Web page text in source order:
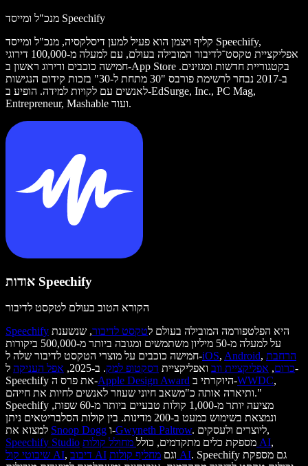
מנכ"ל ומייסד Speechify
קליף ויצמן הוא פעיל למען דיסלקסיה, מנכ"ל ומייסד Speechify,
אפליקציית טקסט־לדיבור המובילה בעולם, עם למעלה מ-100,000 דירוגי
חמישה כוכבים ודירוג ראשון ב-App Store בקטגוריית חדשות ומגזינים.
ב-2017 נבחר לרשימת פורבס "30 מתחת ל-30" בזכות קידום הנגישות
לאנשים עם לקויות למידה. הופיע ב-EdSurge, Inc., PC Mag,
Entrepreneur, Mashable ועוד.
אודות Speechify
הקורא הטוב בעולם לטקסט לדיבור
Speechify
היא הפלטפורמה המובילה בעולם לטקסט לדיבור, שנשענת
על למעלה מ-50 מיליון משתמשים ומגובה ביותר מ-500,000 ביקורות
חמישה כוכבים על מוצרי הטקסט לדיבור שלה ל-iOS, Android, הרחבת
כרום, אפליקציית ווב ואפליקציית דסקטופ למק. ב-2025, אפל העניקה ל-
Speechify את פרס ה-Apple Design Award היוקרתי ב-WWDC,
ותיארה אותה כ"משאב חיוני שעוזר לאנשים לחיות את חייהם."
Speechify מציעה יותר מ-1,000 קולות טבעיים ביותר מ-60 שפות,
ונמצאת בשימוש כמעט ב-200 מדינות. בין קולות הסלבריטאים ניתן
Snoop Dogg ו-Gwyneth Paltrow
. ליוצרים ולעסקים,
Speechify Studio
מספקת כלים מתקדמים, כולל מחולל קולות AI,
שיבוטי קול AI, דיבוב AI וגם מחליף קולות AI. Speechify גם מספקת